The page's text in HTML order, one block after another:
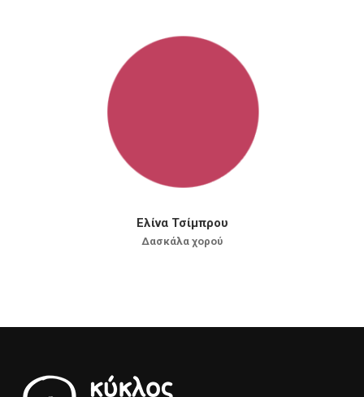
Ελίνα Τσίμπρου
Δασκάλα χορού